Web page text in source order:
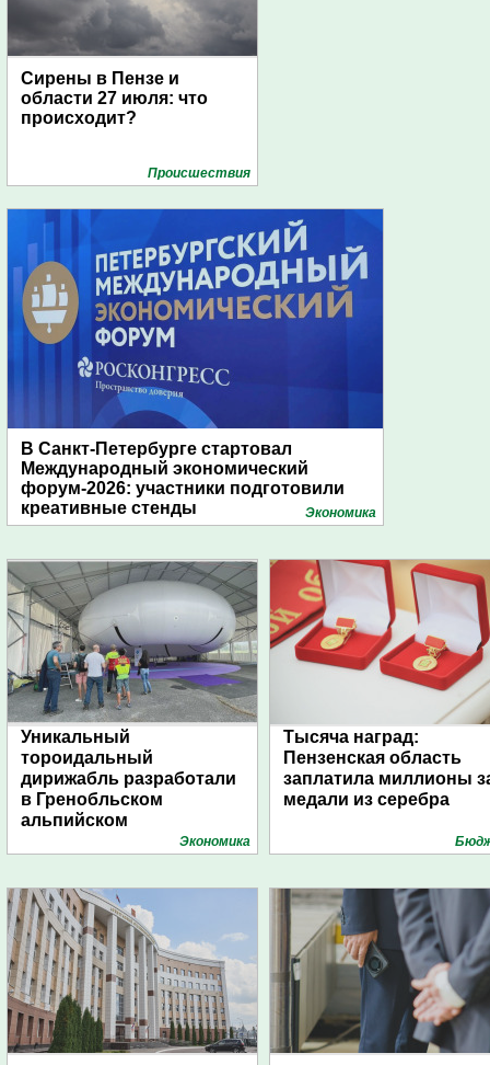
Сирены в Пензе и
области 27 июля: что
происходит?
Проиcшествия
В Санкт-Петербурге стартовал
Международный экономический
форум-2026: участники подготовили
креативные стенды
Экономика
Уникальный
тороидальный
дирижабль разработали
в Гренобльском
альпийском
Экономика
Тысяча наград:
Пензенская область
заплатила миллионы
медали из серебра